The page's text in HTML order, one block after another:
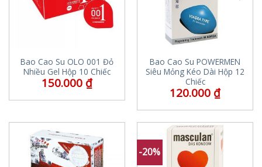
Bao Cao Su OLO 001 Đỏ
Nhiều Gel Hộp 10 Chiếc
150.000 ₫
Bao Cao Su POWERMEN
Siêu Mỏng Kéo Dài Hộp 12
Chiếc
120.000 ₫
-20%